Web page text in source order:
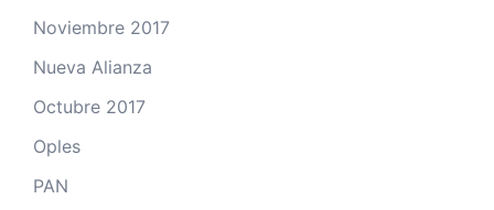
Noviembre 2017
Nueva Alianza
Octubre 2017
Oples
PAN